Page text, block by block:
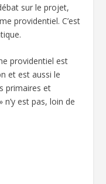
sur le projet,
providentiel. C’est
providentiel est
et est aussi le
primaires et
est pas, loin de